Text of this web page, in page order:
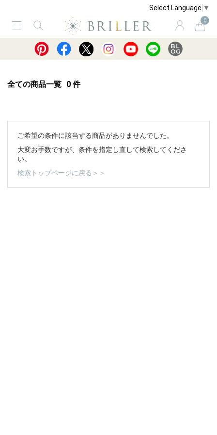
Select Language ▼
0
サービス ショッピングガイド 買取
全ての商品一覧 0 件
ご希望の条件に該当する商品がありませんでした。
大変お手数ですが、条件を指定し直して検索してくださ
い。
検索トップページに戻る＞＞